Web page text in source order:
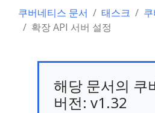
쿠버네티스 문서 태스크
확장 API 서버 설정
해당 문서의 쿠
버전: v1.32